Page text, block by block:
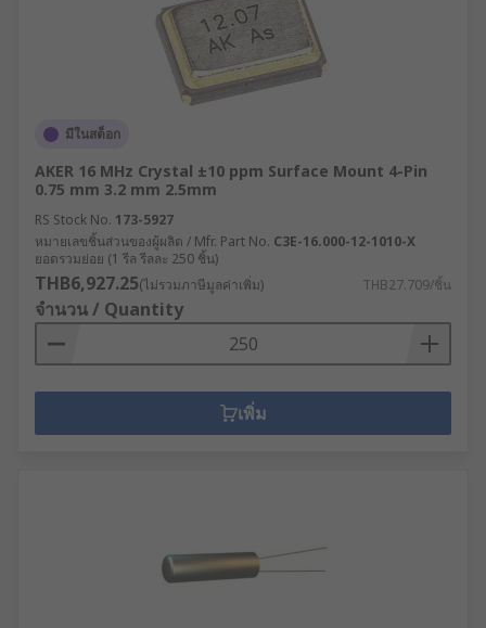
มีในสต็อก
AKER 16 MHz Crystal ±10 ppm Surface Mount 4-Pin
0.75 mm 3.2 mm 2.5mm
RS Stock No. 173-5927
หมายเลขชิ้นส่วนของผู้ผลิต / Mfr. Part No. C3E-16.000-12-1010-X
ยอดรวมย่อย (1 รีล รีลละ 250 ชิ้น)
THB6,927.25(ไม่รวมภาษีมูลค่าเพิ่ม) THB27.709/ชิ้น
จำนวน / Quantity
เพิ่ม